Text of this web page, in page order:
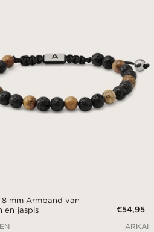
8 mm Armband van
en jaspis
€54,95
ARKAI